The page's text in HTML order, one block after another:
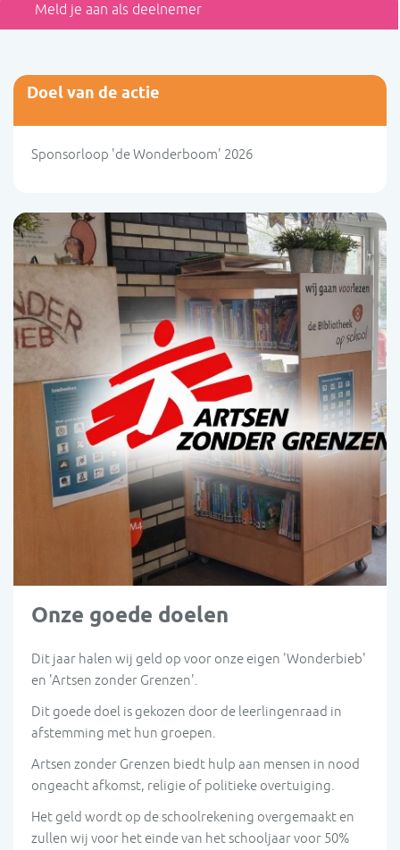
Meld je aan als deelnemer
Doel van de actie
Sponsorloop 'de Wonderboom' 2026
Onze goede doelen
Dit jaar halen wij geld op voor onze eigen 'Wonderbieb'
en 'Artsen zonder Grenzen'.
Dit goede doel is gekozen door de leerlingenraad in
afstemming met hun groepen.
Artsen zonder Grenzen biedt hulp aan mensen in nood
ongeacht afkomst, religie of politieke overtuiging.
Het geld wordt op de schoolrekening overgemaakt en
zullen wij voor het einde van het schooljaar voor 50%